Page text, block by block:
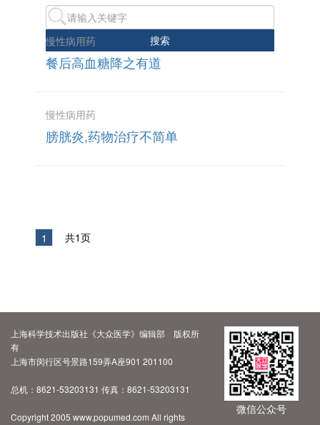
搜索
慢性病用药
餐后高血糖降之有道
慢性病用药
膀胱炎,药物治疗不简单
1 共1页
上海科学技术出版社《大众医学》编辑部 版权所
有
上海市闵行区号景路159弄A座901 201100
总机：8621-53203131 传真：8621-53203131
Copyright 2005 www.popumed.com All rights
微信公众号